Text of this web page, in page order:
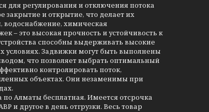
для регулирования и отключения потока
закрытие и открытие, что делает их
водоснабжение, химическая
– это высокая прочность и устойчивость к
способны выдерживать высокие
условиях. Задвижки могут быть выполнены
что позволяет выбрать оптимальный
контролировать поток,
объектах. Они незаменимы при
по Алматы бесплатная. Имеется отсрочка
и другое в день отгрузки. Весь товар